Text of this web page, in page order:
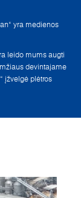
yra medienos
leido mums augti
devintajame
įžvelgė plėtros